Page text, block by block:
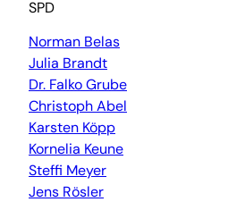
SPD
Norman Belas
Julia Brandt
Dr. Falko Grube
Christoph Abel
Karsten Köpp
Kornelia Keune
Steffi Meyer
Jens Rösler